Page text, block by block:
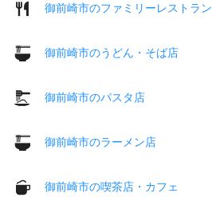
御前崎市のファミリーレストラン
御前崎市のうどん・そば店
御前崎市のパスタ店
御前崎市のラーメン店
御前崎市の喫茶店・カフェ